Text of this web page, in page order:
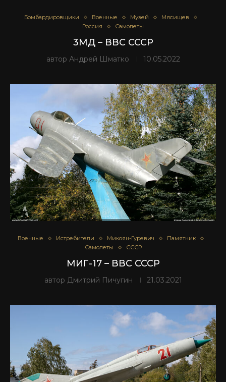
Бомбардировщики Военные Музей
Мясищев
Россия
Самолеты
3МД – ВВС СССР
автор Андрей Шматко 10.05.2022
Военные Истребители Микоян-Гуревич
Памятник
Самолеты
СССР
МИГ-17 – ВВС СССР
автор Дмитрий Пичугин 21.03.2021